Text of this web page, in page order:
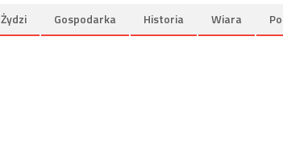
Żydzi Gospodarka Historia Wiara